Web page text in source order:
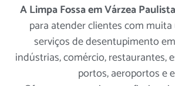
A Limpa Fossa em Várzea Paulista
para atender clientes com
serviços de desentupimento
indústrias, comércio, restaurantes,
portos, aeroportos e